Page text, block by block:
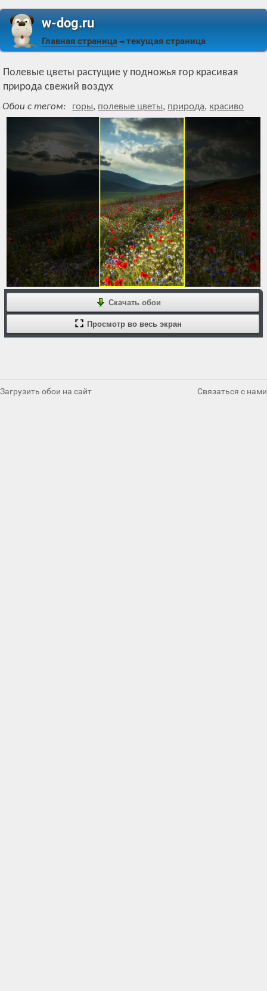
w-dog.ru
Главная страница ⇒ текущая страница
Полевые цветы растущие у подножья гор красивая
природа свежий воздух
Обои с тегом: горы, полевые цветы, природа, красиво
Скачать обои
Просмотр во весь экран
Загрузить обои на сайт Связаться с нами